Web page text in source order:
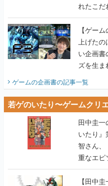
上げたの
い企画書
ズを生
ビュー】
ゲームの企画書の記事一覧
若ゲのいたり〜ゲームクリ
田中圭
いたり』
智さん、
重なエピ
【田中圭
の絆 編
ズを満
ゲーム